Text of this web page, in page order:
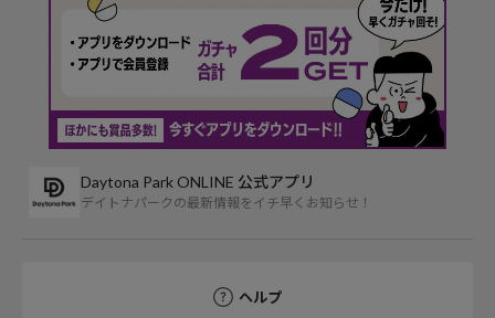
Daytona Park ONLINE 公式アプリ
デイトナパークの最新情報をイチ早くお知らせ！
ヘルプ